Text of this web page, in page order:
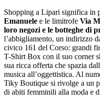
Salta
al
contenuto
Shopping a Lipari significa in
Emanuele e le limitrofe Via
loro negozi e le botteghe di
l’abbigliamento, un indirizzo
civico 161 del Corso: grandi
T-Shirt Box con il suo corner
sua ricca offerta che spazia
musica all’oggettistica. Al
Tiky Boutique si rivolge a un
di abiti femminili alla moda e